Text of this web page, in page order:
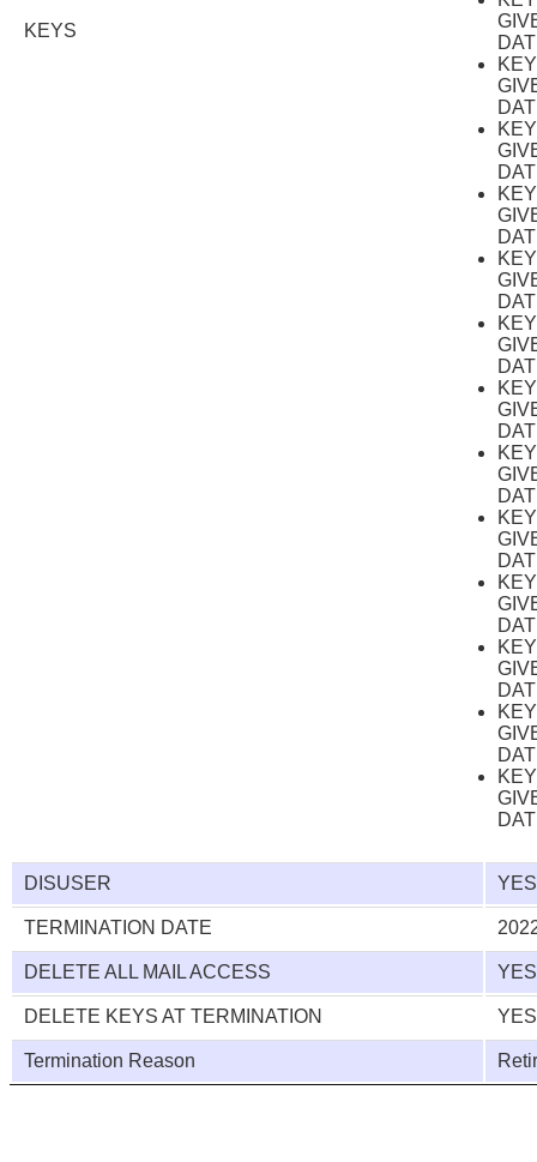
KEYS
DISUSER YES
TERMINATION DATE
DELETE ALL MAIL ACCESS YES
DELETE KEYS AT TERMINATION YES
Termination Reason